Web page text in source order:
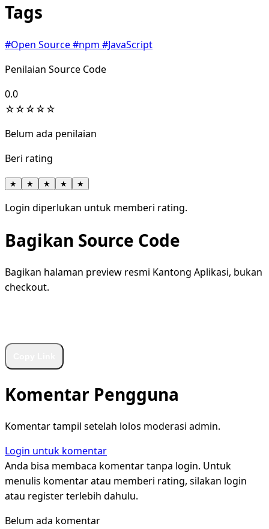
Tags
#Open Source#npm #JavaScript
Penilaian Source Code
0.0
☆☆☆☆☆
Belum ada penilaian
Beri rating
★ ★ ★ ★ ★
Login diperlukan untuk memberi rating.
Bagikan Source Code
Bagikan halaman preview resmi Kantong Aplikasi, bukan
checkout.
Komentar Pengguna
Komentar tampil setelah lolos moderasi admin.
Login untuk komentar
Anda bisa membaca komentar tanpa login. Untuk
menulis komentar atau memberi rating, silakan login
atau register terlebih dahulu.
Belum ada komentar